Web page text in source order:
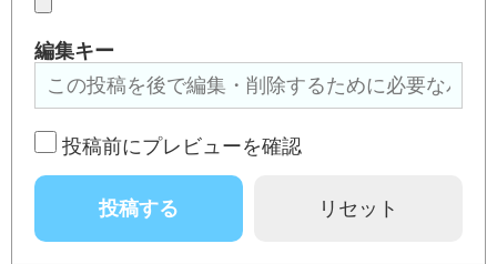
編集キー
投稿前にプレビューを確認